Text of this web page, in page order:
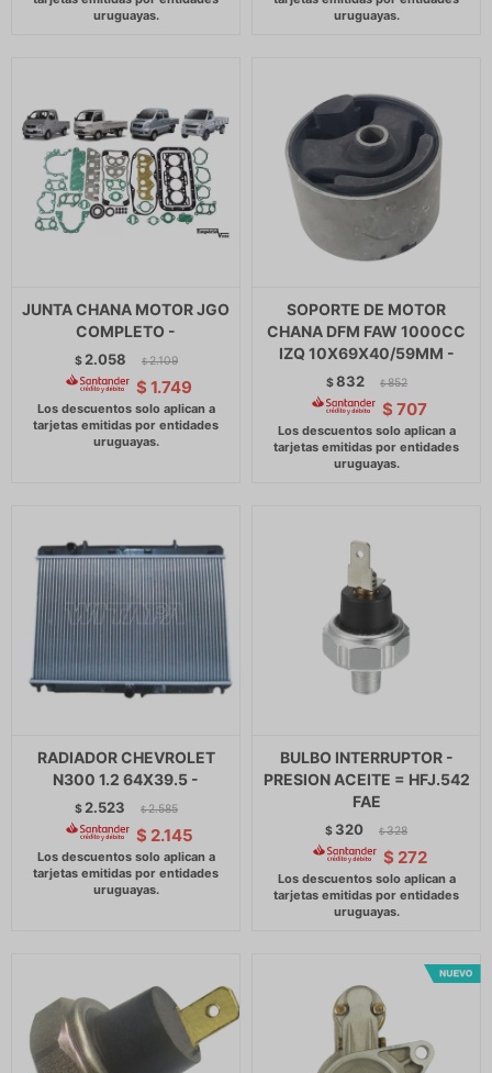
JUNTA CHANA MOTOR JGO
COMPLETO -
$ 2.058 $ 2.109
$ 1.749
SOPORTE DE MOTOR
CHANA DFM FAW 1000CC
IZQ 10X69X40/59MM -
$832 $ 852
$ 707
RADIADOR CHEVROLET
N300 1.2 64X39.5 -
$ 2.523 $ 2.585
$ 2.145
BULBO INTERRUPTOR -
PRESION ACEITE = HFJ.542
FAE
$ 320 $ 328
$ 272